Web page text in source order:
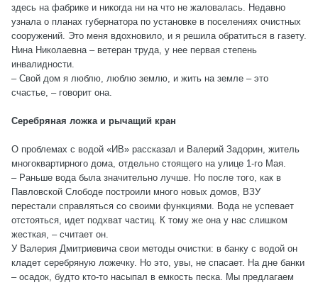
здесь на фабрике и никогда ни на что не жаловалась. Недавно
узнала о планах губернатора по установке в поселениях очистных
сооружений. Это меня вдохновило, и я решила обратиться в газету.
Нина Николаевна – ветеран труда, у нее первая степень
инвалидности.
– Свой дом я люблю, люблю землю, и жить на земле – это
счастье, – говорит она.
Серебряная ложка и рычащий кран
О проблемах с водой «ИВ» рассказал и Валерий Задорин, житель
многоквартирного дома, отдельно стоящего на улице 1-го Мая.
– Раньше вода была значительно лучше. Но после того, как в
Павловской Слободе построили много новых домов, ВЗУ
перестали справляться со своими функциями. Вода не успевает
отстояться, идет подхват частиц. К тому же она у нас слишком
жесткая, – считает он.
У Валерия Дмитриевича свои методы очистки: в банку с водой он
кладет серебряную ложечку. Но это, увы, не спасает. На дне банки
– осадок, будто кто-то насыпал в емкость песка. Мы предлагаем